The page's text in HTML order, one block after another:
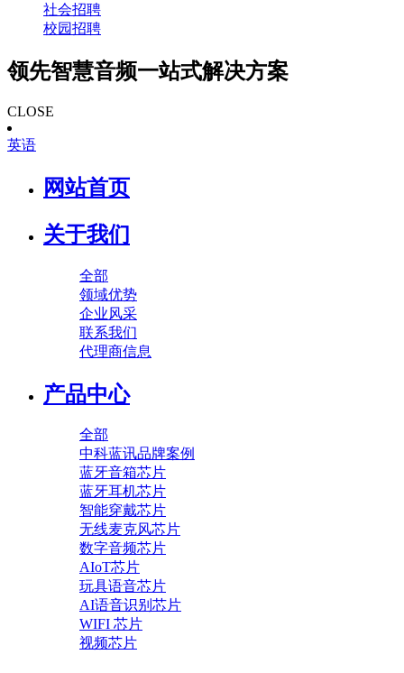
社会招聘
校园招聘
领先智慧音频一站式解决方案
CLOSE
英语
网站首页
关于我们
全部
领域优势
企业风采
联系我们
代理商信息
产品中心
全部
中科蓝讯品牌案例
蓝牙音箱芯片
蓝牙耳机芯片
智能穿戴芯片
无线麦克风芯片
数字音频芯片
AIoT芯片
玩具语音芯片
AI语音识别芯片
WIFI 芯片
视频芯片